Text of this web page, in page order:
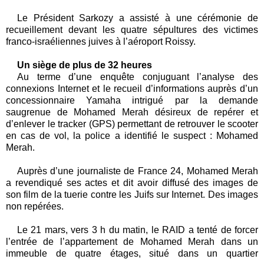
Le Président Sarkozy a assisté à une cérémonie de
recueillement devant les quatre sépultures des victimes
franco-israéliennes juives à l’aéroport Roissy.
Un siège de plus de 32 heures
Au terme d’une enquête conjuguant l’analyse des
connexions Internet et le recueil d’informations auprès d’un
concessionnaire Yamaha intrigué par la demande
saugrenue de Mohamed Merah désireux de repérer et
d’enlever le tracker (GPS) permettant de retrouver le scooter
en cas de vol, la police a identifié le suspect : Mohamed
Merah.
Auprès d’une journaliste de France 24, Mohamed Merah
a revendiqué ses actes et dit avoir diffusé des images de
son film de la tuerie contre les Juifs sur Internet. Des images
non repérées.
Le 21 mars, vers 3 h du matin, le RAID a tenté de forcer
l’entrée de l’appartement de Mohamed Merah dans un
immeuble de quatre étages, situé dans un quartier